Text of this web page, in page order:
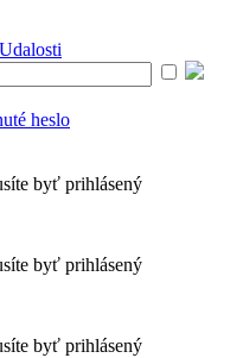
Udalosti
heslo
byť prihlásený
byť prihlásený
byť prihlásený